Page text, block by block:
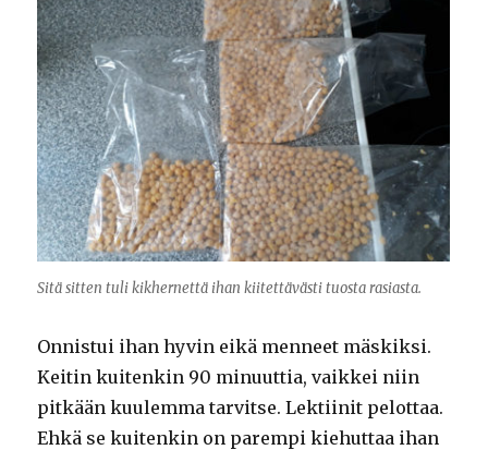
Sitä sitten tuli kikhernettä ihan kiitettävästi tuosta rasiasta.
Onnistui ihan hyvin eikä menneet mäskiksi.
Keitin kuitenkin 90 minuuttia, vaikkei niin
pitkään kuulemma tarvitse. Lektiinit pelottaa.
Ehkä se kuitenkin on parempi kiehuttaa ihan